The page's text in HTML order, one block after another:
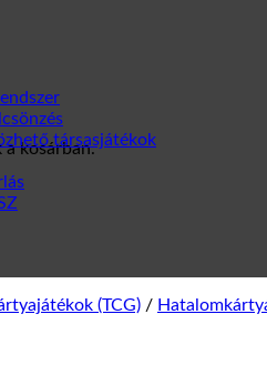
a kosárban.társasjátékok
(TCG) /